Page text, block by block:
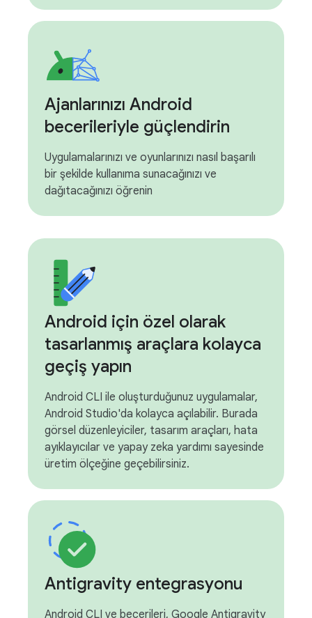
Ajanlarınızı Android
becerileriyle güçlendirin
Uygulamalarınızı ve oyunlarınızı nasıl başarılı
bir şekilde kullanıma sunacağınızı ve
dağıtacağınızı öğrenin
Android için özel olarak
tasarlanmış araçlara kolayca
geçiş yapın
Android CLI ile oluşturduğunuz uygulamalar,
Android Studio'da kolayca açılabilir. Burada
görsel düzenleyiciler, tasarım araçları, hata
ayıklayıcılar ve yapay zeka yardımı sayesinde
üretim ölçeğine geçebilirsiniz.
Antigravity entegrasyonu
Android CLI ve becerileri, Google Antigravity